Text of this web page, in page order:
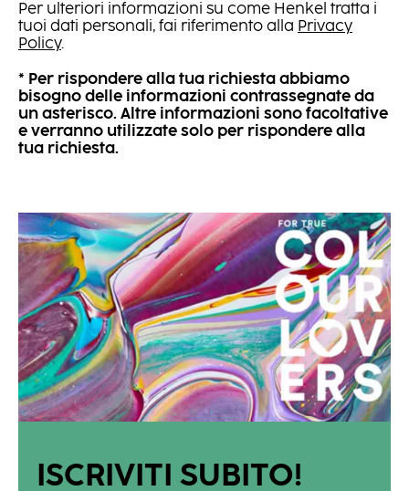
Per ulteriori informazioni su come Henkel tratta i
tuoi dati personali, fai riferimento alla Privacy
Policy.
* Per rispondere alla tua richiesta abbiamo
bisogno delle informazioni contrassegnate da
un asterisco. Altre informazioni sono facoltative
e verranno utilizzate solo per rispondere alla
tua richiesta.
ISCRIVITI SUBITO!